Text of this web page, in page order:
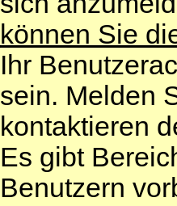
können Sie
Ihr
sein. Melden
kontaktieren
Es gibt
Benutzern